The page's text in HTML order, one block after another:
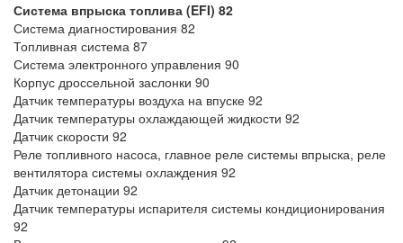
Система впрыска топлива (EFI) 82
Система диагностирования 82
Топливная система 87
Система электронного управления 90
Корпус дроссельной заслонки 90
Датчик температуры воздуха на впуске 92
Датчик температуры охлаждающей жидкости 92
Датчик скорости 92
Реле топливного насоса, главное реле системы впрыска, реле
вентилятора системы охлаждения 92
Датчик детонации 92
Датчик температуры испарителя системы кондиционирования
92